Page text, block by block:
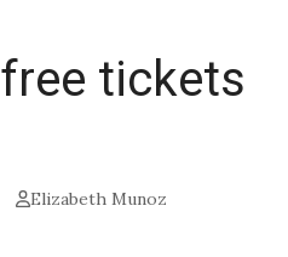
free tickets
Elizabeth Munoz